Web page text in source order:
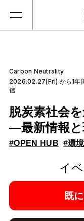
Carbon Neutrality
2026.02.27(Fri) から1年
信
脱炭素社会
―最新情報
#OPEN HUB #環
イ
既